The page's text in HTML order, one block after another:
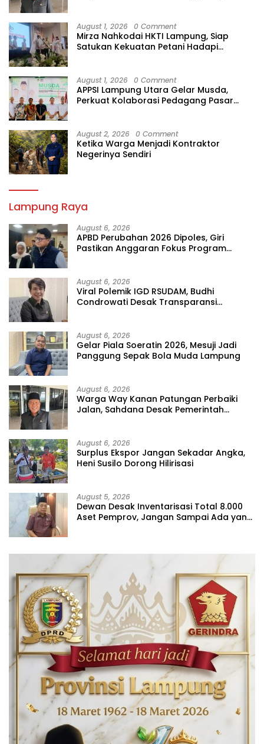
August 1, 2026 0 Comment
Mirza Nahkodai HKTI Lampung, Siap
Satukan Kekuatan Petani Hadapi
August 1, 2026 0 Comment
APPSI Lampung Utara Gelar Musda,
Perkuat Kolaborasi Pedagang Pasar
August 2, 2026 0 Comment
Ketika Warga Menjadi Kontraktor
Negerinya Sendiri
Lampung Raya
August 6, 2026
APBD Perubahan 2026 Dipoles, Giri
Pastikan Anggaran Fokus Program
August 6, 2026
Viral Polemik IGD RSUDAM, Budhi
Condrowati Desak Transparansi
August 6, 2026
Gelar Piala Soeratin 2026, Mesuji Jadi
Panggung Sepak Bola Muda Lampung
August 6, 2026
Warga Way Kanan Patungan Perbaiki
Jalan, Sahdana Desak Pemerintah
August 6, 2026
Surplus Ekspor Jangan Sekadar Angka,
Heni Susilo Dorong Hilirisasi
August 5, 2026
Dewan Desak Inventarisasi Total 8.000
Aset Pemprov, Jangan Sampai Ada yang